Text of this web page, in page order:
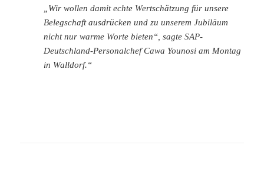
„Wir wollen damit echte Wertschätzung für unsere
Belegschaft ausdrücken und zu unserem Jubiläum
nicht nur warme Worte bieten“, sagte SAP-
Deutschland-Personalchef Cawa Younosi am Montag
in Walldorf.“